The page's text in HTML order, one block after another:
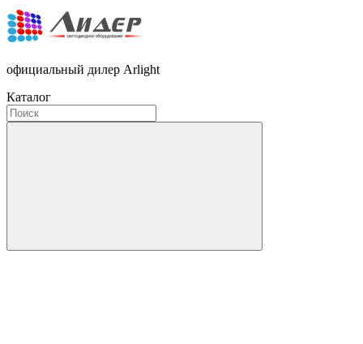
официальный дилер Arlight
Каталог